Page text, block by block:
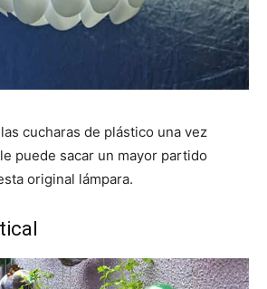
cucharas de plástico una vez
puede sacar un mayor partido
original lámpara.